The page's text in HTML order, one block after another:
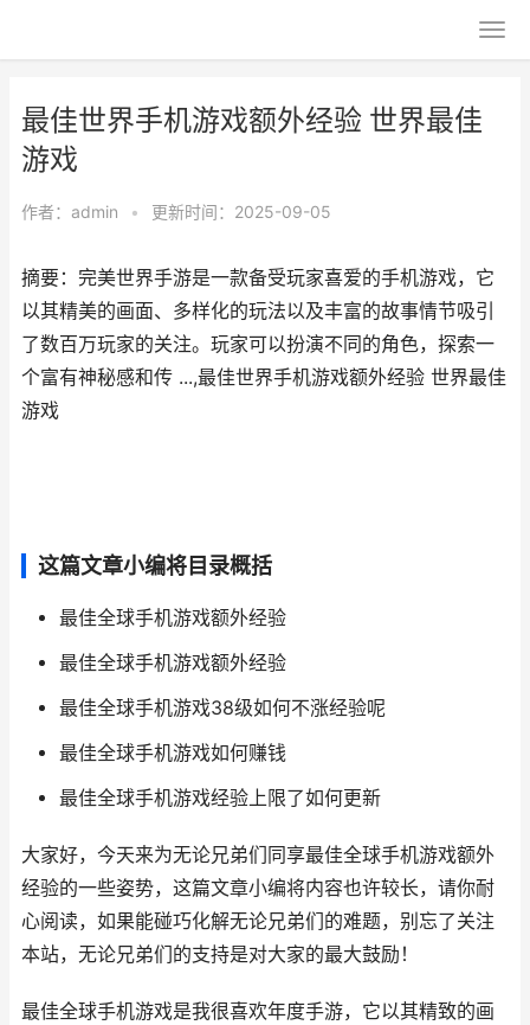
最佳世界手机游戏额外经验 世界最佳
游戏
作者： admin • 更新时间：2025-09-05
摘要：完美世界手游是一款备受玩家喜爱的手机游戏，它
以其精美的画面、多样化的玩法以及丰富的故事情节吸引
了数百万玩家的关注。玩家可以扮演不同的角色，探索一
个富有神秘感和传 ...,最佳世界手机游戏额外经验 世界最佳
游戏
这篇文章小编将目录概括
最佳全球手机游戏额外经验
最佳全球手机游戏额外经验
最佳全球手机游戏38级如何不涨经验呢
最佳全球手机游戏如何赚钱
最佳全球手机游戏经验上限了如何更新
大家好，今天来为无论兄弟们同享最佳全球手机游戏额外
经验的一些姿势，这篇文章小编将内容也许较长，请你耐
心阅读，如果能碰巧化解无论兄弟们的难题，别忘了关注
本站，无论兄弟们的支持是对大家的最大鼓励！
最佳全球手机游戏是我很喜欢年度手游，它以其精致的画